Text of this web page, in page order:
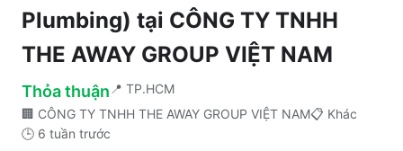
Plumbing) tại CÔNG TY TNHH
THE AWAY GROUP VIỆT NAM
Thỏa thuận 📍 TP.HCM
🏢 CÔNG TY TNHH THE AWAY GROUP VIỆT NAM📋 Khác
🕒 6 tuần trước